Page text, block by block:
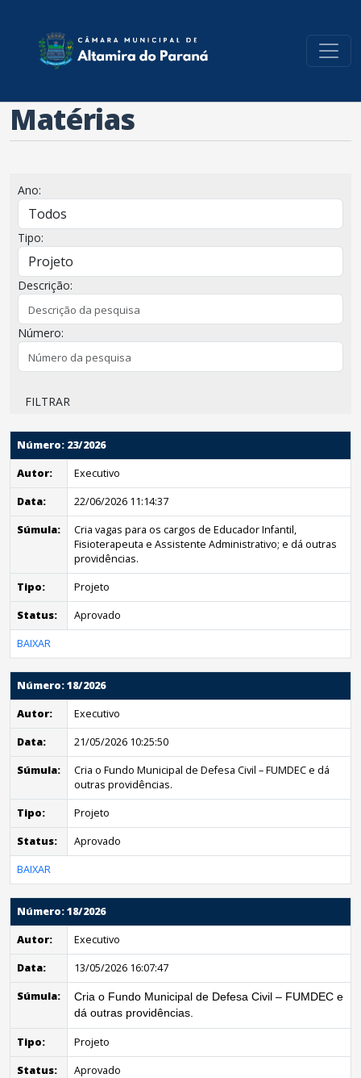
Matérias
Ano:
Tipo:
Descrição:
Número:
FILTRAR
Número: 23/2026
Autor: Executivo
Data: 22/06/2026 11:14:37
Súmula:
Cria vagas para os cargos de Educador Infantil,
Fisioterapeuta e Assistente Administrativo; e dá outras
providências.
Tipo: Projeto
Status: Aprovado
BAIXAR
Número: 18/2026
Autor: Executivo
Data: 21/05/2026 10:25:50
Súmula:
Cria o Fundo Municipal de Defesa Civil – FUMDEC e dá
outras providências.
Tipo: Projeto
Status: Aprovado
BAIXAR
Número: 18/2026
Autor: Executivo
Data: 13/05/2026 16:07:47
Súmula:
Cria o Fundo Municipal de Defesa Civil – FUMDEC e
dá outras providências.
Tipo: Projeto
Status: Aprovado